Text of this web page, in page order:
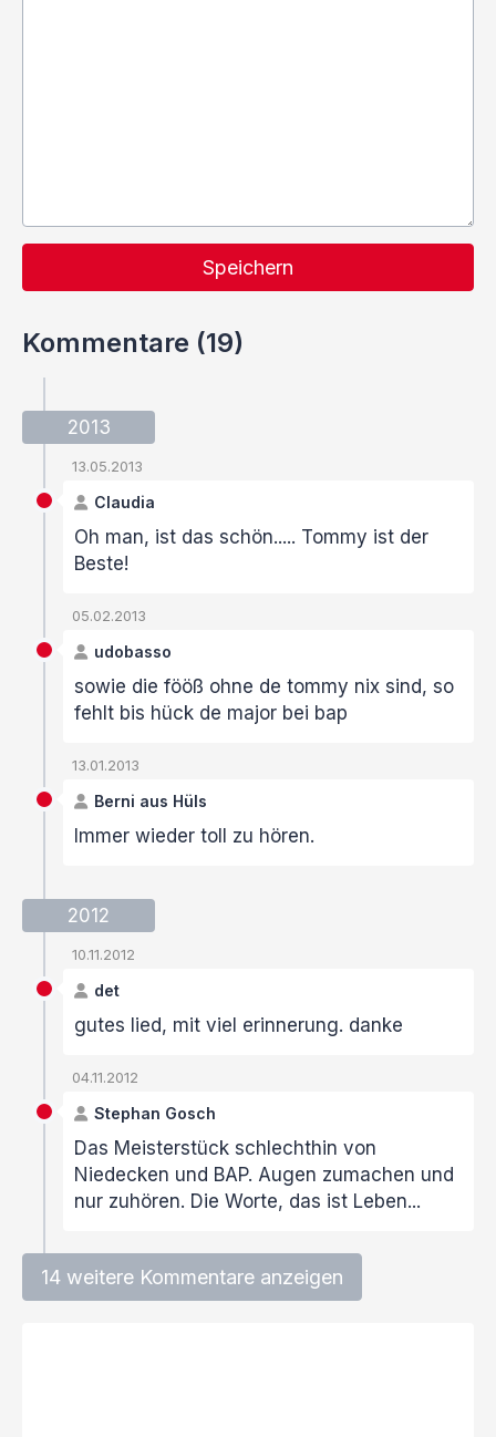
Speichern
Kommentare (19)
2013
13.05.2013
Claudia
Oh man, ist das schön..... Tommy ist der
Beste!
05.02.2013
udobasso
sowie die fööß ohne de tommy nix sind, so
fehlt bis hück de major bei bap
13.01.2013
Berni aus Hüls
Immer wieder toll zu hören.
2012
10.11.2012
det
gutes lied, mit viel erinnerung. danke
04.11.2012
Stephan Gosch
Das Meisterstück schlechthin von
Niedecken und BAP. Augen zumachen und
nur zuhören. Die Worte, das ist Leben...
14 weitere Kommentare anzeigen